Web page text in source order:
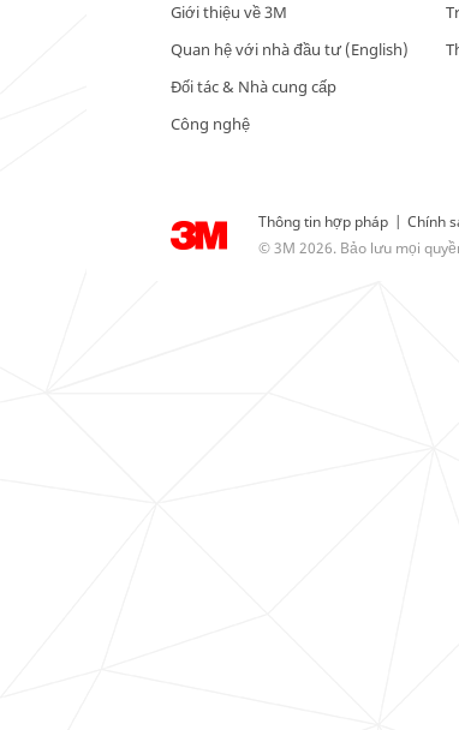
Giới thiệu về 3M
Quan hệ với nhà đầu tư (English)
Đối tác & Nhà cung cấp
Công nghệ
Thông tin hợp pháp | Chính
© 3M 2026. Bảo lưu mọi